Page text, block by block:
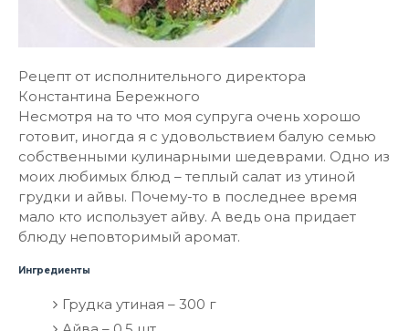
Рецепт от исполнительного директора
Константина Бережного
Несмотря на то что моя супруга очень хорошо
готовит, иногда я с удовольствием балую семью
собственными кулинарными шедеврами. Одно из
моих любимых блюд – теплый салат из утиной
грудки и айвы. Почему-то в последнее время
мало кто использует айву. А ведь она придает
блюду неповторимый аромат.
Ингредиенты
Грудка утиная – 300 г